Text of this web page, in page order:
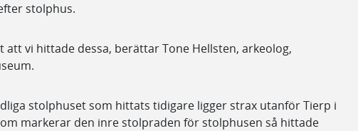
stolphus.
att vi hittade dessa, berättar Tone Hellsten, arkeolog,
stolphuset som hittats tidigare ligger strax utanför Tierp i
markerar den inre stolpraden för stolphusen så hittade